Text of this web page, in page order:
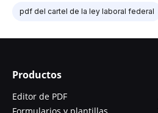
pdf del cartel de la ley laboral federal
Productos
Editor de PDF
Formularios y plantillas